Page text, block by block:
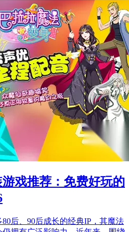
戏推荐：免费好玩的
后、90后成长的经典IP，其魔法